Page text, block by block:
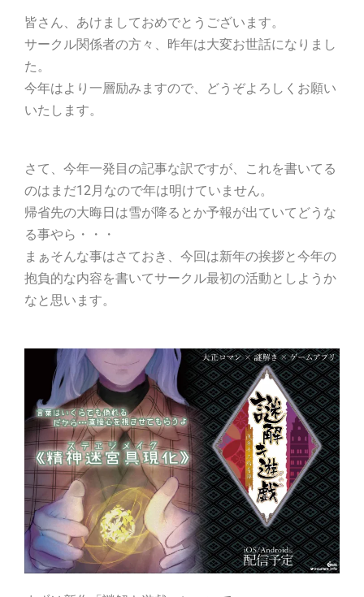
皆さん、あけましておめでとうございます。
サークル関係者の方々、昨年は大変お世話になりまし
た。
今年はより一層励みますので、どうぞよろしくお願い
いたします。
さて、今年一発目の記事な訳ですが、これを書いてる
のはまだ12月なので年は明けていません。
帰省先の大晦日は雪が降るとか予報が出ていてどうな
る事やら・・・
まぁそんな事はさておき、今回は新年の挨拶と今年の
抱負的な内容を書いてサークル最初の活動としようか
なと思います。